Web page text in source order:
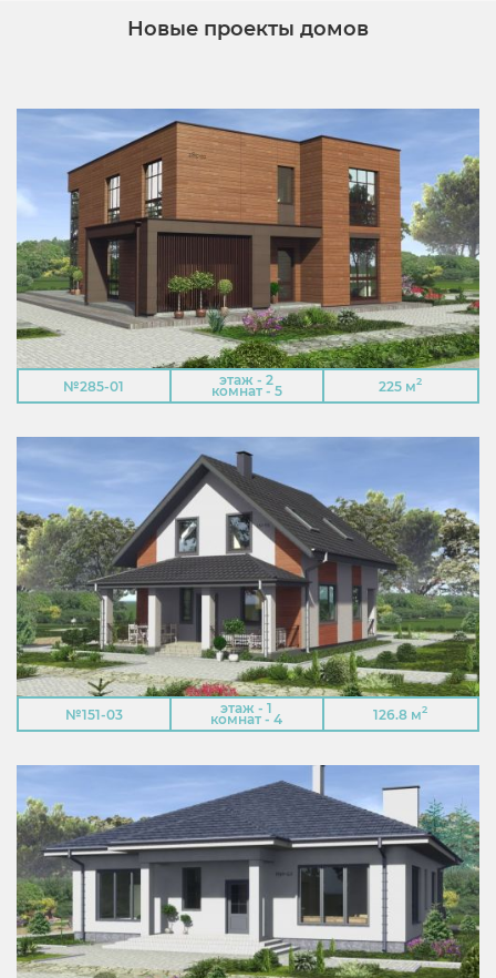
Новые проекты домов
№285-01 этаж - 2
комнат - 5 225 м2
№151-03 этаж - 1
комнат - 4 126.8 м2